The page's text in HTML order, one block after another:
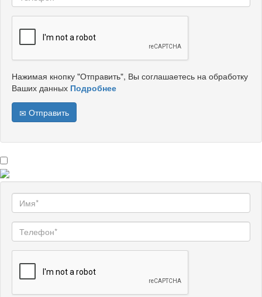
Нажимая кнопку "Отправить", Вы соглашаетесь на обработку
Ваших данных Подробнее
Отправить